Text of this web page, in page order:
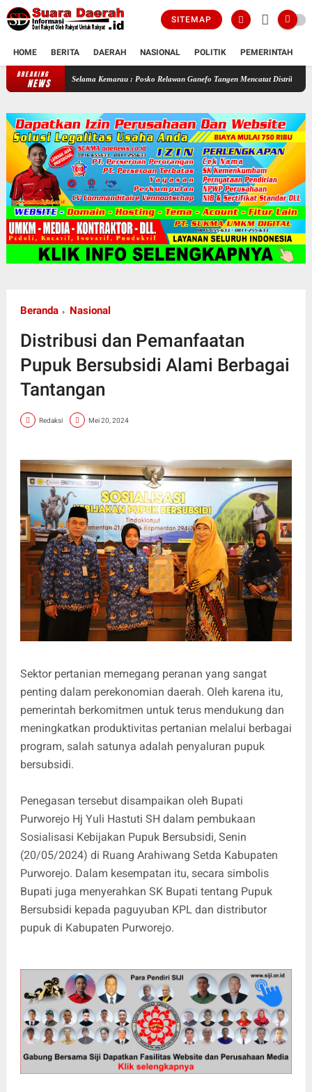
SITEMAP
HOME BERITA DAERAH NASIONAL POLITIK PEMERINTAH
BREAKING
NEWS
Selama Kemarau : Posko Relawan Ganefo Tangen Mencatat Distribusikan 90 Tangki
Beranda Nasional
Distribusi dan Pemanfaatan
Pupuk Bersubsidi Alami Berbagai
Tantangan
Redaksi Mei 20, 2024
Sektor pertanian memegang peranan yang sangat
penting dalam perekonomian daerah. Oleh karena itu,
pemerintah berkomitmen untuk terus mendukung dan
meningkatkan produktivitas pertanian melalui berbagai
program, salah satunya adalah penyaluran pupuk
bersubsidi.
Penegasan tersebut disampaikan oleh Bupati
Purworejo Hj Yuli Hastuti SH dalam pembukaan
Sosialisasi Kebijakan Pupuk Bersubsidi, Senin
(20/05/2024) di Ruang Arahiwang Setda Kabupaten
Purworejo. Dalam kesempatan itu, secara simbolis
Bupati juga menyerahkan SK Bupati tentang Pupuk
Bersubsidi kepada paguyuban KPL dan distributor
pupuk di Kabupaten Purworejo.